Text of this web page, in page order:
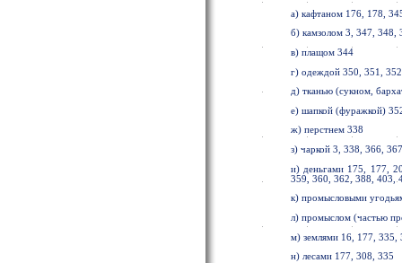
а) кафтаном 176, 178,
б) камзолом 3, 347, 348,
в) плащом 344
г) одеждой 350, 351,
д) тканью (сукном,
е) шапкой (фуражкой)
ж) перстнем 338
з) чаркой 3, 338, 366,
и) деньгами 175, 177,
359, 360, 362, 388, 403,
к) промысловыми
л) промыслом (частью
м) землями 16, 177, 335,
н) лесами 177, 308, 335